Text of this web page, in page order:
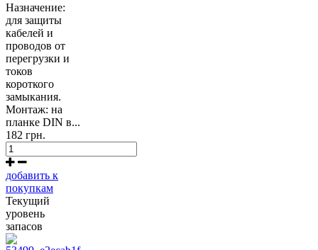
Назначение:
для защиты
кабелей и
проводов от
перегрузки и
токов
короткого
замыкания.
Монтаж: на
планке DIN в...
182 грн.
добавить к
покупкам
Текущий
уровень
запасов